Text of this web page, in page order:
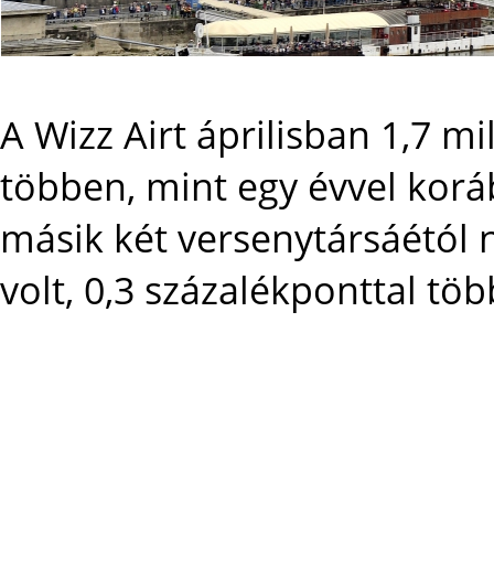
A Wizz Airt áprilisban 1,7
többen, mint egy évvel
másik két versenytársáétól
volt, 0,3 százalékponttal